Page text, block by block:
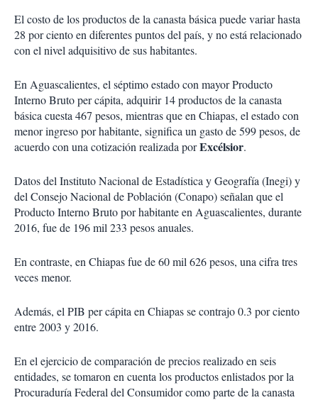
El costo de los productos de la canasta básica puede variar hasta
28 por ciento en diferentes puntos del país, y no está relacionado
con el nivel adquisitivo de sus habitantes.
En Aguascalientes, el séptimo estado con mayor Producto
Interno Bruto per cápita, adquirir 14 productos de la canasta
básica cuesta 467 pesos, mientras que en Chiapas, el estado con
menor ingreso por habitante, significa un gasto de 599 pesos, de
acuerdo con una cotización realizada porExcélsior.
Datos del Instituto Nacional de Estadística y Geografía (Inegi) y
del Consejo Nacional de Población (Conapo) señalan que el
Producto Interno Bruto por habitante en Aguascalientes, durante
2016, fue de 196 mil 233 pesos anuales.
En contraste, en Chiapas fue de 60 mil 626 pesos, una cifra tres
veces menor.
Además, el PIB per cápita en Chiapas se contrajo 0.3 por ciento
entre 2003 y 2016.
En el ejercicio de comparación de precios realizado en seis
entidades, se tomaron en cuenta los productos enlistados por la
Procuraduría Federal del Consumidor como parte de la canasta